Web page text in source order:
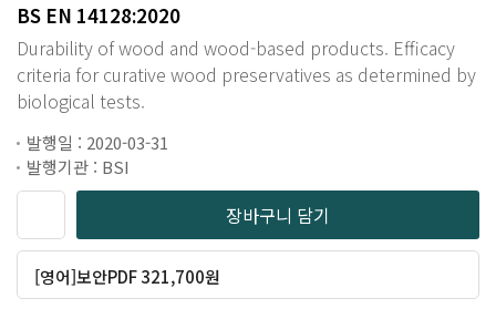
BS EN 14128:2020
Durability of wood and wood-based products. Efficacy
criteria for curative wood preservatives as determined by
biological tests.
발행일 : 2020-03-31
발행기관 : BSI
장바구니 담기
[영어]보안PDF 321,700원